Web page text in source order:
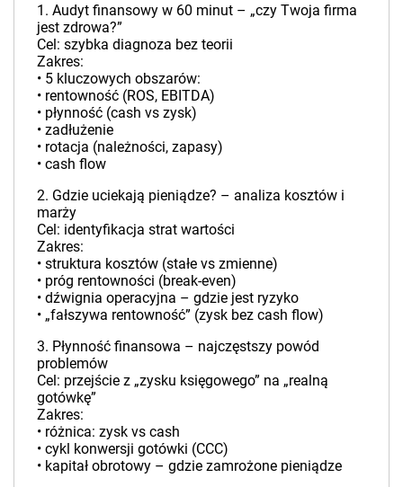
1. Audyt finansowy w 60 minut – „czy Twoja firma
jest zdrowa?”
Cel: szybka diagnoza bez teorii
Zakres:
• 5 kluczowych obszarów:
• rentowność (ROS, EBITDA)
• płynność (cash vs zysk)
• zadłużenie
• rotacja (należności, zapasy)
• cash flow
2. Gdzie uciekają pieniądze? – analiza kosztów i
marży
Cel: identyfikacja strat wartości
Zakres:
• struktura kosztów (stałe vs zmienne)
• próg rentowności (break-even)
• dźwignia operacyjna – gdzie jest ryzyko
• „fałszywa rentowność” (zysk bez cash flow)
3. Płynność finansowa – najczęstszy powód
problemów
Cel: przejście z „zysku księgowego” na „realną
gotówkę”
Zakres:
• różnica: zysk vs cash
• cykl konwersji gotówki (CCC)
• kapitał obrotowy – gdzie zamrożone pieniądze